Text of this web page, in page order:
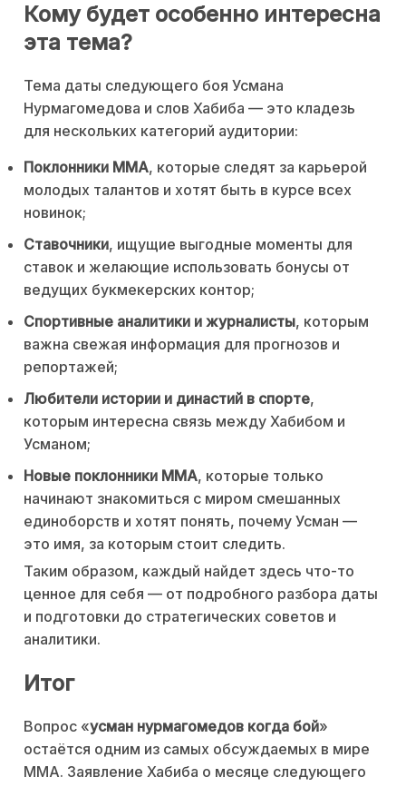
Кому будет особенно интересна
эта тема?
Тема даты следующего боя Усмана
Нурмагомедова и слов Хабиба — это кладезь
для нескольких категорий аудитории:
Поклонники MMA, которые следят за карьерой
молодых талантов и хотят быть в курсе всех
новинок;
Ставочники, ищущие выгодные моменты для
ставок и желающие использовать бонусы от
ведущих букмекерских контор;
Спортивные аналитики и журналисты, которым
важна свежая информация для прогнозов и
репортажей;
Любители истории и династий в спорте,
которым интересна связь между Хабибом и
Усманом;
Новые поклонники MMA, которые только
начинают знакомиться с миром смешанных
единоборств и хотят понять, почему Усман —
это имя, за которым стоит следить.
Таким образом, каждый найдет здесь что-то
ценное для себя — от подробного разбора даты
и подготовки до стратегических советов и
аналитики.
Итог
Вопрос «усман нурмагомедов когда бой»
остаётся одним из самых обсуждаемых в мире
MMA. Заявление Хабиба о месяце следующего